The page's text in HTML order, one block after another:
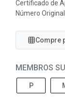
Certificado de
Número
Compre
MEMBROS
P